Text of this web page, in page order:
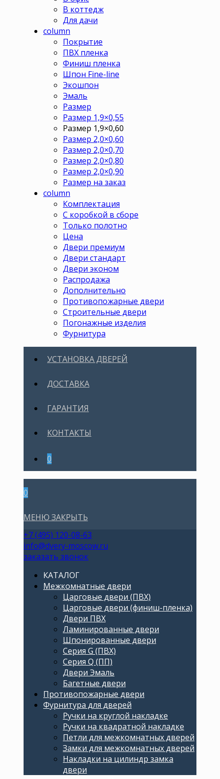
В коттедж
Для дачи
column
Покрытие
ПВХ пленка
Финиш пленка
Шпон Fine-line
Экошпон
Эмаль
Размер
Размер 1,9×0,55
Размер 1,9×0,60
Размер 2,0×0,60
Размер 2,0×0,70
Размер 2,0×0,80
Размер 2,0×0,90
Размер на заказ
column
Комплектация
С коробкой в сборе
Только полотно
Цена
Двери премиум
Двери стандарт
Двери эконом
Распродажа
Дополнительно
Противопожарные двери
Строительные двери
Погонажные изделия
Фурнитура
УСТАНОВКА ДВЕРЕЙ
ДОСТАВКА
ГАРАНТИЯ
КОНТАКТЫ
0
0
МЕНЮ ЗАКРЫТЬ
+7 (495) 120-08-63
info@dvery-moscow.ru
заказать звонок
КАТАЛОГ
Межкомнатные двери
Царговые двери (ПВХ)
Царговые двери (финиш-пленка)
Двери ПВХ
Ламинированные двери
Шпонированные двери
Серия G (ПВХ)
Серия Q (ПП)
Двери Эмаль
Багетные двери
Противопожарные двери
Фурнитура для дверей
Ручки на круглой накладке
Ручки на квадратной накладке
Петли для межкомнатных дверей
Замки для межкомнатных дверей
Накладки на цилиндр замка
двери